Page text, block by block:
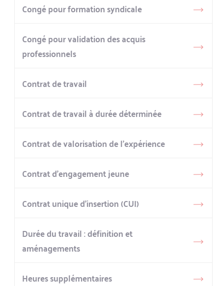
Congé pour formation syndicale
Congé pour validation des acquis
professionnels
Contrat de travail
Contrat de travail à durée déterminée
Contrat de valorisation de l’expérience
Contrat d’engagement jeune
Contrat unique d’insertion (CUI)
Durée du travail : définition et
aménagements
Heures supplémentaires